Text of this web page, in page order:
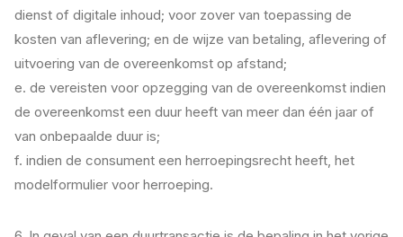
dienst of digitale inhoud; voor zover van toepassing de
kosten van aflevering; en de wijze van betaling, aflevering of
uitvoering van de overeenkomst op afstand;
e. de vereisten voor opzegging van de overeenkomst indien
de overeenkomst een duur heeft van meer dan één jaar of
van onbepaalde duur is;
f. indien de consument een herroepingsrecht heeft, het
modelformulier voor herroeping.